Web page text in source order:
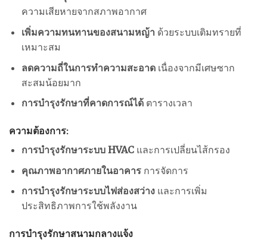
ความเสียหายจากสภาพอากาศ
เพิ่มความทนทานของสนามหญ้า ด้วยระบบเติมทรายที่
เหมาะสม
ลดความถี่ในการทำความสะอาดเนื่องจากมีเศษซาก
สะสมน้อยมาก
การบำรุงรักษาที่คาดการณ์ได้ตารางเวลา
ความต้องการ:
การบำรุงรักษาระบบ HVACและการเปลี่ยนไส้กรอง
คุณภาพอากาศภายในอาคารการจัดการ
การบำรุงรักษาระบบไฟส่องสว่างและการเพิ่ม
ประสิทธิภาพการใช้พลังงาน
การบำรุงรักษาสนามกลางแจ้ง